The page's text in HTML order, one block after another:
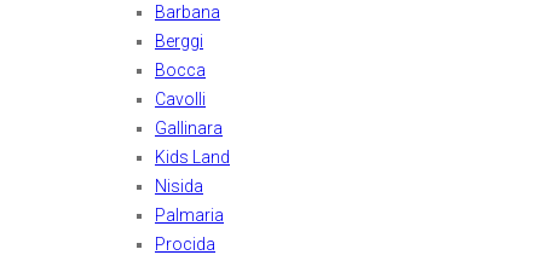
Barbana
Berggi
Bocca
Cavolli
Gallinara
Kids Land
Nisida
Palmaria
Procida